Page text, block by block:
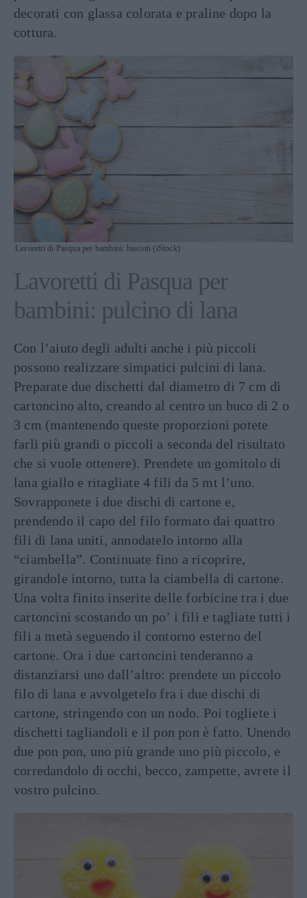
decorati con glassa colorata e praline dopo la
cottura.
Lavoretti di Pasqua per bambini: biscotti (iStock)
Lavoretti di Pasqua per
bambini: pulcino di lana
Con l’aiuto degli adulti anche i più piccoli
possono realizzare simpatici pulcini di lana.
Preparate due dischetti dal diametro di 7 cm di
cartoncino alto, creando al centro un buco di 2 o
3 cm (mantenendo queste proporzioni potete
farli più grandi o piccoli a seconda del risultato
che si vuole ottenere). Prendete un gomitolo di
lana giallo e ritagliate 4 fili da 5 mt l’uno.
Sovrapponete i due dischi di cartone e,
prendendo il capo del filo formato dai quattro
fili di lana uniti, annodatelo intorno alla
“ciambella”. Continuate fino a ricoprire,
girandole intorno, tutta la ciambella di cartone.
Una volta finito inserite delle forbicine tra i due
cartoncini scostando un po’ i fili e tagliate tutti i
fili a metà seguendo il contorno esterno del
cartone. Ora i due cartoncini tenderanno a
distanziarsi uno dall’altro: prendete un piccolo
filo di lana e avvolgetelo fra i due dischi di
cartone, stringendo con un nodo. Poi togliete i
dischetti tagliandoli e il pon pon è fatto. Unendo
due pon pon, uno più grande uno più piccolo, e
corredandolo di occhi, becco, zampette, avrete il
vostro pulcino.